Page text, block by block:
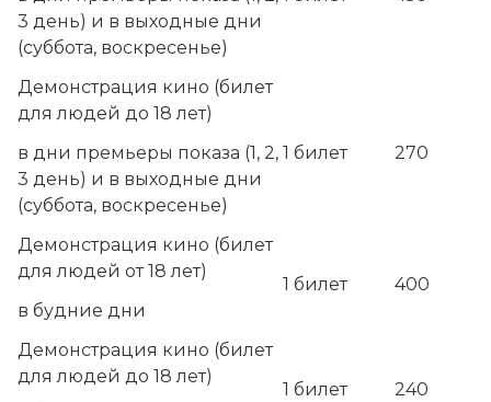
3 день) и в выходные дни
(суббота, воскресенье)
Демонстрация кино (билет
для людей до 18 лет)
в дни премьеры показа (1, 2,
3 день) и в выходные дни
(суббота, воскресенье)
1 билет 270
Демонстрация кино (билет
для людей от 18 лет)
в будние дни
1 билет 400
Демонстрация кино (билет
для людей до 18 лет)
1 билет 240